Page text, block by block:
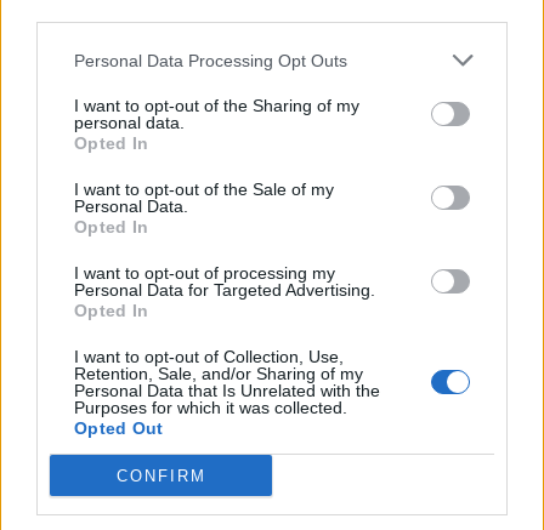
Personal Data Processing Opt Outs
I want to opt-out of the Sharing of my
personal data.
Opted In
I want to opt-out of the Sale of my
Personal Data.
Opted In
I want to opt-out of processing my
Personal Data for Targeted Advertising.
Opted In
I want to opt-out of Collection, Use,
Retention, Sale, and/or Sharing of my
Personal Data that Is Unrelated with the
Purposes for which it was collected.
Opted Out
CONFIRM